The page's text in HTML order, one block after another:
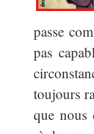
passe
pas
toujours
que nous